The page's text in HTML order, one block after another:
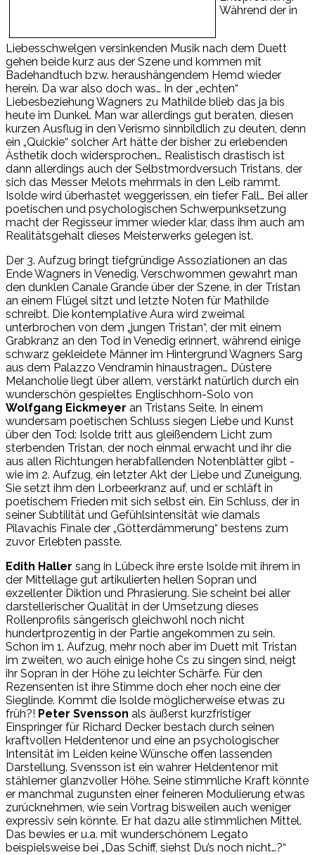
Während der in
Liebesschwelgen versinkenden Musik nach dem Duett
gehen beide kurz aus der Szene und kommen mit
Badehandtuch bzw. heraushängendem Hemd wieder
herein. Da war also doch was… In der „echten“
Liebesbeziehung Wagners zu Mathilde blieb das ja bis
heute im Dunkel. Man war allerdings gut beraten, diesen
kurzen Ausflug in den Verismo sinnbildlich zu deuten, denn
ein „Quickie“ solcher Art hätte der bisher zu erlebenden
Ästhetik doch widersprochen… Realistisch drastisch ist
dann allerdings auch der Selbstmordversuch Tristans, der
sich das Messer Melots mehrmals in den Leib rammt.
Isolde wird überhastet weggerissen, ein tiefer Fall… Bei aller
poetischen und psychologischen Schwerpunksetzung
macht der Regisseur immer wieder klar, dass ihm auch am
Realitätsgehalt dieses Meisterwerks gelegen ist.
Der 3. Aufzug bringt tiefgründige Assoziationen an das
Ende Wagners in Venedig. Verschwommen gewahrt man
den dunklen Canale Grande über der Szene, in der Tristan
an einem Flügel sitzt und letzte Noten für Mathilde
schreibt. Die kontemplative Aura wird zweimal
unterbrochen von dem „jungen Tristan“, der mit einem
Grabkranz an den Tod in Venedig erinnert, während einige
schwarz gekleidete Männer im Hintergrund Wagners Sarg
aus dem Palazzo Vendramin hinaustragen… Düstere
Melancholie liegt über allem, verstärkt natürlich durch ein
wunderschön gespieltes Englischhorn-Solo von
Wolfgang Eickmeyer an Tristans Seite. In einem
wundersam poetischen Schluss siegen Liebe und Kunst
über den Tod: Isolde tritt aus gleißendem Licht zum
sterbenden Tristan, der noch einmal erwacht und ihr die
aus allen Richtungen herabfallenden Notenblätter gibt -
wie im 2. Aufzug, ein letzter Akt der Liebe und Zuneigung.
Sie setzt ihm den Lorbeerkranz auf, und er schläft in
poetischem Frieden mit sich selbst ein. Ein Schluss, der in
seiner Subtilität und Gefühlsintensität wie damals
Pilavachis Finale der „Götterdämmerung“ bestens zum
zuvor Erlebten passte.
Edith Haller sang in Lübeck ihre erste Isolde mit ihrem in
der Mittellage gut artikulierten hellen Sopran und
exzellenter Diktion und Phrasierung. Sie scheint bei aller
darstellerischer Qualität in der Umsetzung dieses
Rollenprofils sängerisch gleichwohl noch nicht
hundertprozentig in der Partie angekommen zu sein.
Schon im 1. Aufzug, mehr noch aber im Duett mit Tristan
im zweiten, wo auch einige hohe Cs zu singen sind, neigt
ihr Sopran in der Höhe zu leichter Schärfe. Für den
Rezensenten ist ihre Stimme doch eher noch eine der
Sieglinde. Kommt die Isolde möglicherweise etwas zu
früh?! Peter Svensson als äußerst kurzfristiger
Einspringer für Richard Decker bestach durch seinen
kraftvollen Heldentenor und eine an psychologischer
Intensität im Leiden keine Wünsche offen lassenden
Darstellung. Svensson ist ein wahrer Heldentenor mit
stählerner glanzvoller Höhe. Seine stimmliche Kraft könnte
er manchmal zugunsten einer feineren Modulierung etwas
zurücknehmen, wie sein Vortrag bisweilen auch weniger
expressiv sein könnte. Er hat dazu alle stimmlichen Mittel.
Das bewies er u.a. mit wunderschönem Legato
beispielsweise bei „Das Schiff, siehst Du’s noch nicht…?“